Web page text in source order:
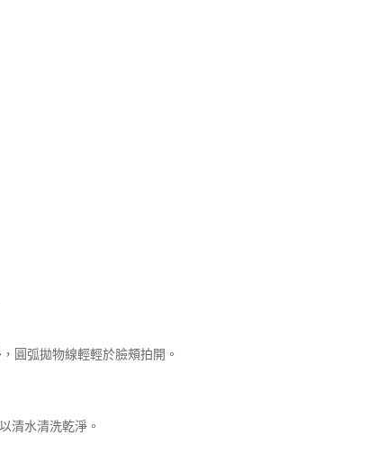
圓弧拋物線輕輕於臉頰拍開。
清水清洗乾淨。